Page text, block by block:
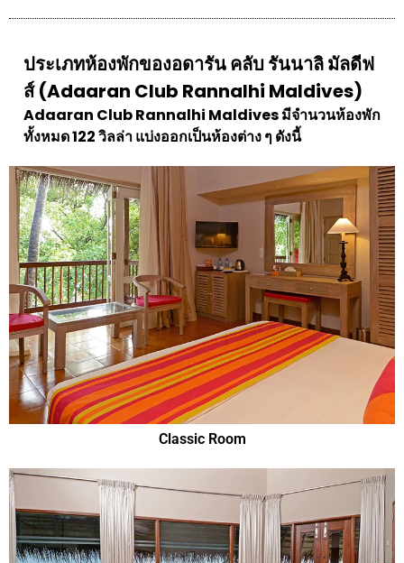
ประเภทห้องพักของอดารัน คลับ รันนาลิ มัลดีฟ
ส์ (Adaaran Club Rannalhi Maldives)
Adaaran Club Rannalhi Maldives มีจำนวนห้องพัก
ทั้งหมด 122 วิลล่า แบ่งออกเป็นห้องต่าง ๆ ดังนี้
Classic Room